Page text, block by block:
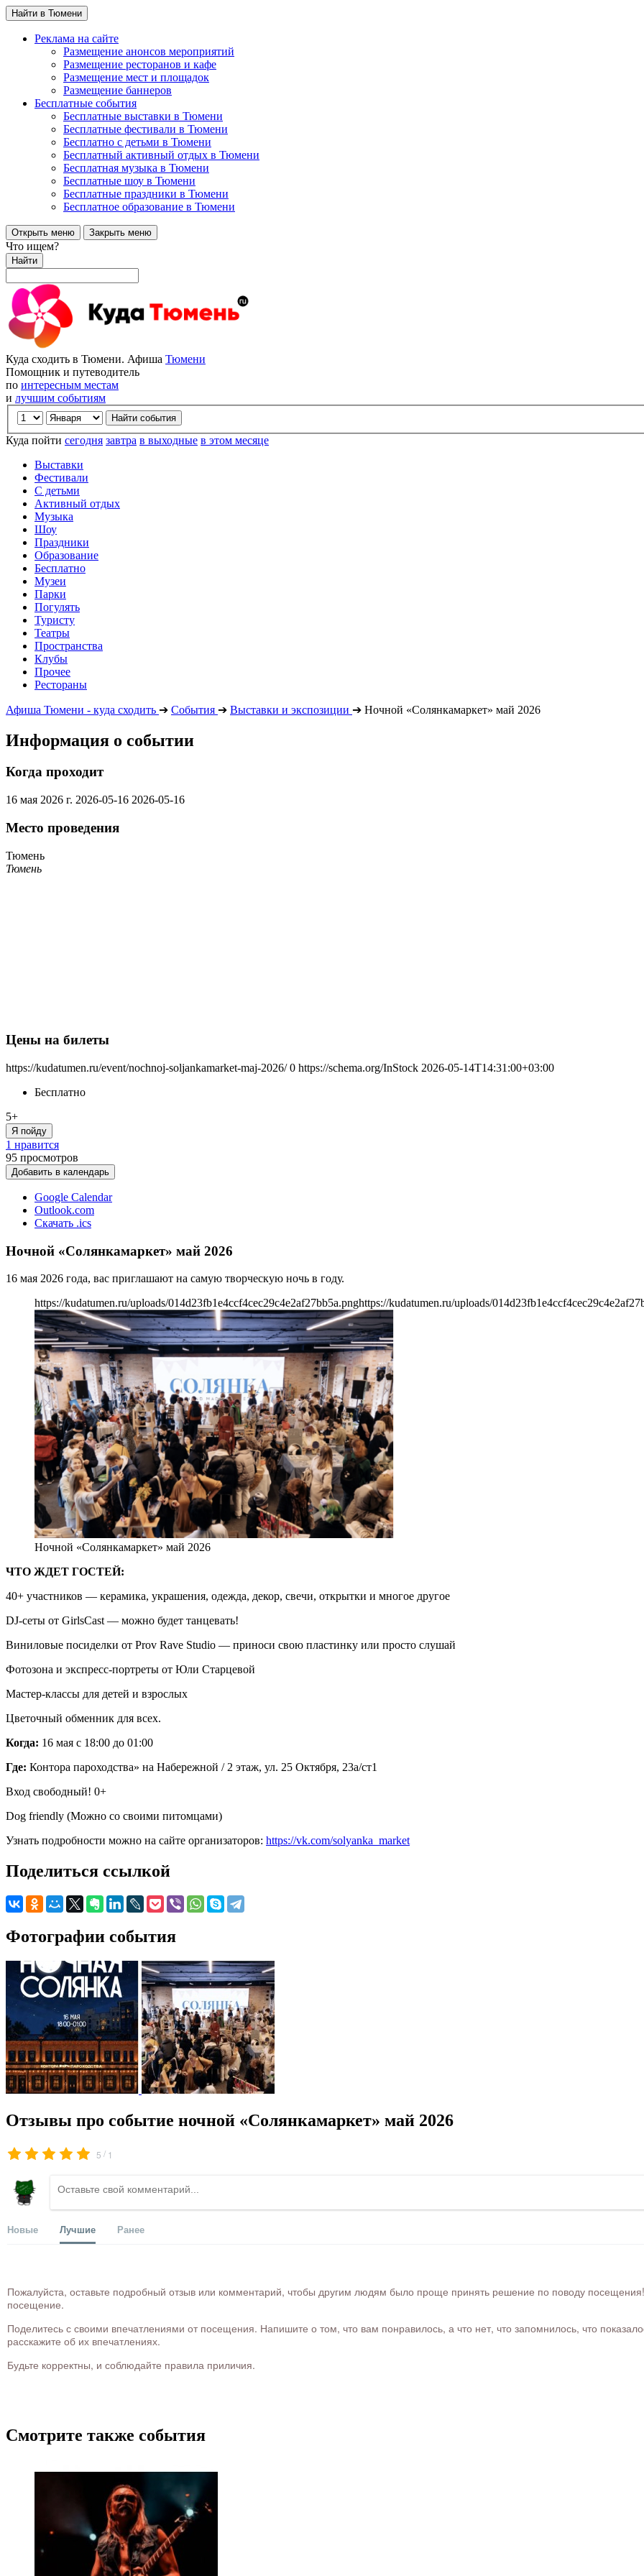
Найти в Тюмени
Реклама на сайте
Размещение анонсов мероприятий
Размещение ресторанов и кафе
Размещение мест и площадок
Размещение баннеров
Бесплатные события
Бесплатные выставки в Тюмени
Бесплатные фестивали в Тюмени
Бесплатно с детьми в Тюмени
Бесплатный активный отдых в Тюмени
Бесплатная музыка в Тюмени
Бесплатные шоу в Тюмени
Бесплатные праздники в Тюмени
Бесплатное образование в Тюмени
Открыть меню Закрыть меню
Что ищем?
Найти
Куда сходить в Тюмени. Афиша Тюмени
Помощник и путеводитель
по интересным местам
и лучшим событиям
Куда пойти сегодня завтра в выходные в этом месяце
Выставки
Фестивали
С детьми
Активный отдых
Музыка
Шоу
Праздники
Образование
Бесплатно
Музеи
Парки
Погулять
Туристу
Театры
Пространства
Клубы
Прочее
Рестораны
Афиша Тюмени - куда сходить ➔ События ➔ Выставки и экспозиции ➔ Ночной «Солянкамаркет» май 2026
Информация о событии
Когда проходит
16 мая 2026 г. 2026-05-16 2026-05-16
Место проведения
Тюмень
Тюмень
Цены на билеты
https://kudatumen.ru/event/nochnoj-soljankamarket-maj-2026/ 0 https://schema.org/InStock 2026-05-14T14:31:00+03:00
Бесплатно
5+
Я пойду
1 нравится
95 просмотров
Добавить в календарь
Google Calendar
Outlook.com
Скачать .ics
Ночной «Солянкамаркет» май 2026
16 мая 2026 года, вас приглашают на самую творческую ночь в году.
https://kudatumen.ru/uploads/014d23fb1e4ccf4cec29c4e2af27bb5a.pnghttps://kudatumen.ru/uploads/
Ночной «Солянкамаркет» май 2026
ЧТО ЖДЕТ ГОСТЕЙ:
40+ участников — керамика, украшения, одежда, декор, свечи, открытки и многое другое
DJ-сеты от GirlsCast — можно будет танцевать!
Виниловые посиделки от Prov Rave Studio — приноси свою пластинку или просто слушай
Фотозона и экспресс-портреты от Юли Старцевой
Мастер-классы для детей и взрослых
Цветочный обменник для всех.
Когда: 16 мая с 18:00 до 01:00
Где: Контора пароходства» на Набережной / 2 этаж, ул. 25 Октября, 23а/ст1
Вход свободный! 0+
Dog friendly (Можно со своими питомцами)
Узнать подробности можно на сайте организаторов: https://vk.com/solyanka_market
Поделиться ссылкой
Фотографии события
Отзывы про событие ночной «Солянкамаркет» май 2026
5 / 1
Новые Лучшие Ранее
Пожалуйста, оставьте подробный отзыв или комментарий, чтобы другим людям было проще принять решение по поводу посещения!
посещение.
Поделитесь с своими впечатлениями от посещения. Напишите о том, что вам понравилось, а что нет, что запомнилось, что
расскажите об их впечатлениях.
Будьте корректны, и соблюдайте правила приличия.
Смотрите также события